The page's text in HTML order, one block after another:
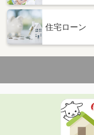
住宅ローン